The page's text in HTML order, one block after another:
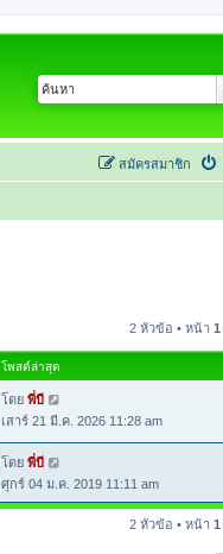
สมัครสมาชิก
2 หัวข้อ • หน้า 1
โพสต์ล่าสุด
โดย พี่บี
เสาร์ 21 มี.ค. 2026 11:28 am
โดย พี่บี
ศุกร์ 04 ม.ค. 2019 11:11 am
2 หัวข้อ • หน้า 1